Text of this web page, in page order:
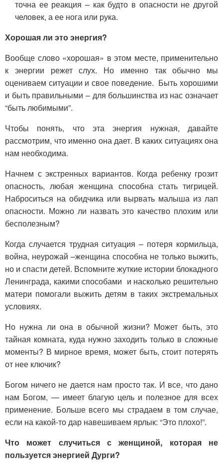
точна ее реакция – как будто в опасности не другой
человек, а ее нога или рука.
Хорошая ли это энергия?
Вообще слово «хорошая» в этом месте, применительно
к энергии режет слух. Но именно так обычно мы
оцениваем ситуации и свое поведение. Быть хорошими
и быть правильными – для большинства из нас означает
“быть любимыми”.
Чтобы понять, что эта энергия нужная, давайте
рассмотрим, что именно она дает. В каких ситуациях она
нам необходима.
Начнем с экстренных вариантов. Когда ребенку грозит
опасность, любая женщина способна стать тигрицей.
Наброситься на обидчика или вырвать малыша из лап
опасности. Можно ли назвать это качество плохим или
бесполезным?
Когда случается трудная ситуация – потеря кормильца,
война, неурожай –женщина способна не только выжить,
но и спасти детей. Вспомните жуткие истории блокадного
Ленинграда, какими способами и насколько решительно
матери помогали выжить детям в таких экстремальных
условиях.
Но нужна ли она в обычной жизни? Может быть, это
тайная комната, куда нужно заходить только в сложные
моменты? В мирное время, может быть, стоит потерять
от нее ключик?
Богом ничего не дается нам просто так. И все, что дано
нам Богом, — имеет благую цель и полезное для всех
применение. Больше всего мы страдаем в том случае,
если на какой-то дар навешиваем ярлык: “Это плохо!”.
Что может случиться с женщиной, которая не
пользуется энергией Дурги?